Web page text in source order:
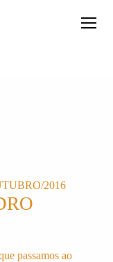
2016
passamos ao